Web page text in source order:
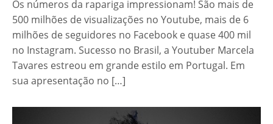
Os números da rapariga impressionam! São mais de
500 milhões de visualizações no Youtube, mais de 6
milhões de seguidores no Facebook e quase 400 mil
no Instagram. Sucesso no Brasil, a Youtuber Marcela
Tavares estreou em grande estilo em Portugal. Em
sua apresentação no […]